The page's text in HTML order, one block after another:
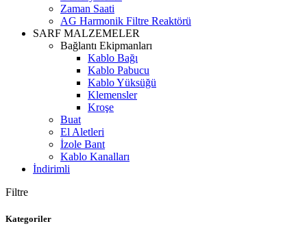
Zaman Saati
AG Harmonik Filtre Reaktörü
SARF MALZEMELER
Bağlantı Ekipmanları
Kablo Bağı
Kablo Pabucu
Kablo Yüksüğü
Klemensler
Kroşe
Buat
El Aletleri
İzole Bant
Kablo Kanalları
İndirimli
Filtre
Kategoriler